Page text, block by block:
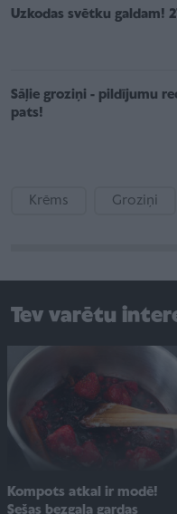
Uzkodas svētku galdam! 27
Sāļie groziņi - pildījumu
pats!
Krēms Groziņi
Tev varētu
Kompots atkal ir modē!
Sešas bezgala gardas